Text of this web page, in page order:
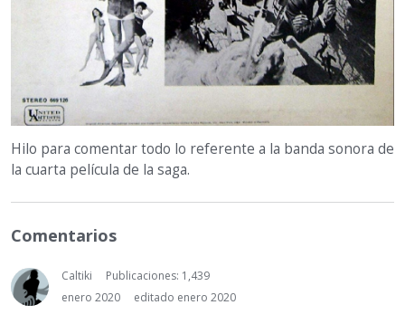
Hilo para comentar todo lo referente a la banda sonora de
la cuarta película de la saga.
Comentarios
Caltiki
Publicaciones: 1,439
enero 2020
editado enero 2020